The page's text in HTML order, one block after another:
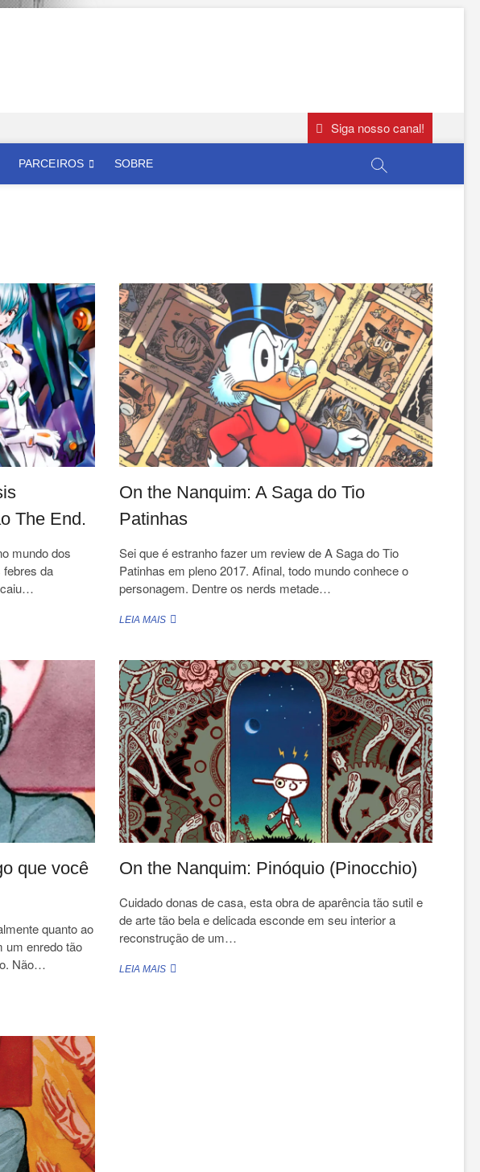
Siga nosso canal!
PARCEIROS SOBRE
The End.
mundo dos
da
caiu…
On the Nanquim: A Saga do Tio
Patinhas
Sei que é estranho fazer um review de A Saga do Tio
Patinhas em pleno 2017. Afinal, todo mundo conhece o
personagem. Dentre os nerds metade…
LEIA MAISON
A
SAGA
DO
TIO
PATINHAS
que você
quanto ao
um enredo tão
Não…
On the Nanquim: Pinóquio (Pinocchio)
Cuidado donas de casa, esta obra de aparência tão sutil e
de arte tão bela e delicada esconde em seu interior a
reconstrução de um…
LEIA MAISON